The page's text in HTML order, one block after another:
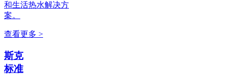
和生活热水解决方
案。
查看更多 >
斯克
标准